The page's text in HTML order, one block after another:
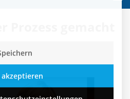
Prozess gemacht